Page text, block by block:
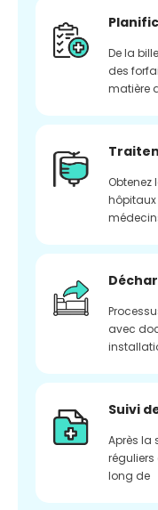
De la
des
matière
Obtenez
hôpitaux
avec
Suivi
Après la
long de